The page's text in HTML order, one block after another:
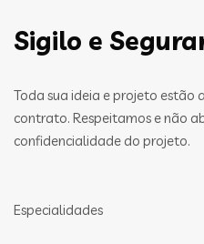
Sigilo e
Toda sua ideia e projeto estão
contrato. Respeitamos e não
confidencialidade do projeto.
Especialidades